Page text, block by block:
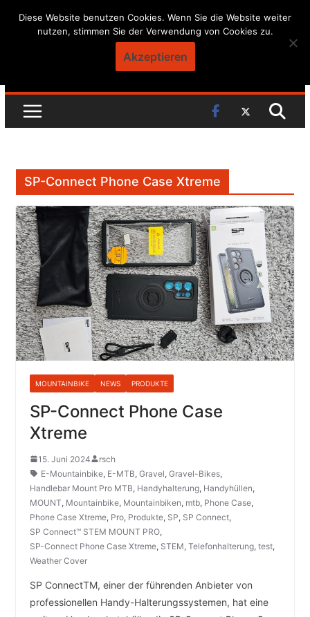
Skip
SP-Connect Phone Case Xtreme
MOUNTAINBIKE NEWS PRODUKTE
SP-Connect Phone Case
Xtreme
15. Juni 2024
rsch
E-Mountainbike, E-MTB, Gravel, Gravel-Bikes,
Handlebar Mount Pro MTB, Handyhalterung, Handyhüllen,
MOUNT, Mountainbike, Mountainbiken, mtb, Phone Case,
Phone Case Xtreme, Pro, Produkte, SP, SP Connect,
SP Connect™ STEM MOUNT PRO,
SP-Connect Phone Case Xtreme, STEM, Telefonhalterung, test,
Weather Cover
SP ConnectTM, einer der führenden Anbieter von
professionellen Handy-Halterungssystemen, hat eine
Diese Website benutzen Cookies. Wenn Sie die Website weiter
nutzen, stimmen Sie der Verwendung von Cookies zu.
Akzeptieren